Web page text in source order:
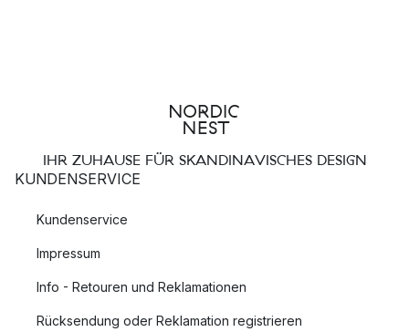
IHR ZUHAUSE FÜR SKANDINAVISCHES DESIGN
KUNDENSERVICE
Kundenservice
Impressum
Info - Retouren und Reklamationen
Rücksendung oder Reklamation registrieren